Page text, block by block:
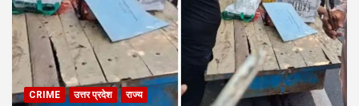
CRIME उत्तर प्रदेश राज्य